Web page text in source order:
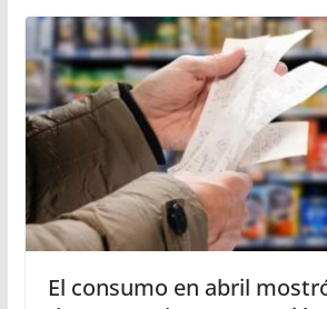
El consumo en abril